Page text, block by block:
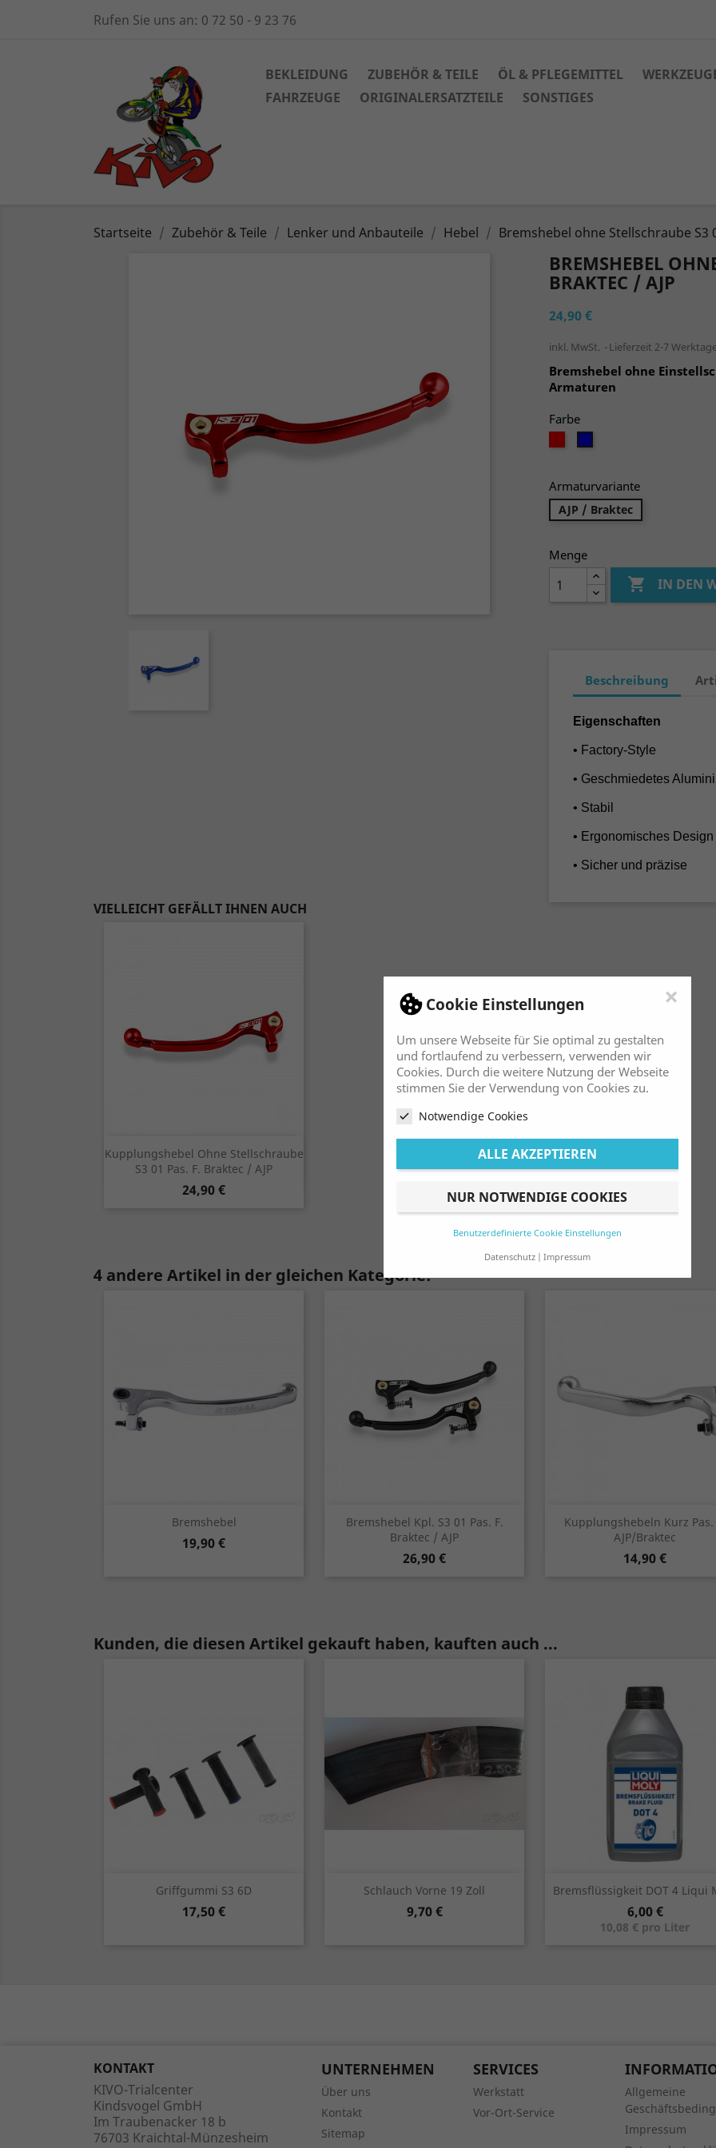
Cookie Einstellungen
Um unsere Webseite für Sie optimal zu gestalten
und fortlaufend zu verbessern, verwenden wir
Cookies. Durch die weitere Nutzung der Webseite
stimmen Sie der Verwendung von Cookies zu.
Notwendige Cookies
ALLE AKZEPTIEREN
NUR NOTWENDIGE COOKIES
Benutzerdefinierte Cookie Einstellungen
Datenschutz
Impressum
×
Rufen Sie uns an: 0 72 50 - 9 23 76
BEKLEIDUNG ZUBEHÖR & TEILE ÖL & PFLEGEMITTEL
FAHRZEUGE
ORIGINALERSATZTEILE SONSTIGES
Startseite Zubehör & Teile Lenker und Anbauteile Hebel Bremshebel ohne Stellschraube S3
BREMSHEBEL
BRAKTEC / AJP
24,90 €
inkl. MwSt. Lieferzeit 2-7
Bremshebel ohne
Armaturen
Farbe
Armaturvariante
AJP / Braktec
Menge
 IN DEN
Beschreibung
Eigenschaften
• Factory-Style
• Geschmiedetes
• Stabil
• Ergonomisches Design
• Sicher und präzise
VIELLEICHT GEFÄLLT IHNEN AUCH
Kupplungshebel Ohne Stellschraube
S3 01 Pas. F. Braktec / AJP
Preis
24,90 €
Vorschau
rot blau
4 andere Artikel in der gleichen Kategorie:
Bremshebel
Preis
19,90 €
Vorschau
silber
Bremshebel Kpl. S3 01 Pas. F.
Braktec / AJP
Preis
26,90 €
Vorschau
schwarz
silber
Kupplungshebeln Kurz Pas.
AJP/Braktec
Preis
14,90 €
Vorschau
silber
Kunden, die diesen Artikel gekauft haben, kauften auch ...
Griffgummi S3 6D
Preis
17,50 €
Vorschau
schwarz
blau
Schlauch Vorne 19 Zoll
Preis
9,70 €
Vorschau Bremsflüssigkeit DOT 4 Liqui
Preis
6,00 €
10,08 € pro Liter
Vorschau
KONTAKT
KIVO-Trialcenter
Kindsvogel GmbH
Im Traubenacker 18 b
76703 Kraichtal-Münzesheim
UNTERNEHMEN
Über uns
Kontakt
Sitemap
SERVICES
Werkstatt
Vor-Ort-Service
Allgemeine
Impressum